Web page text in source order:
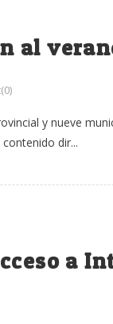
al
y nueve
dir...
a